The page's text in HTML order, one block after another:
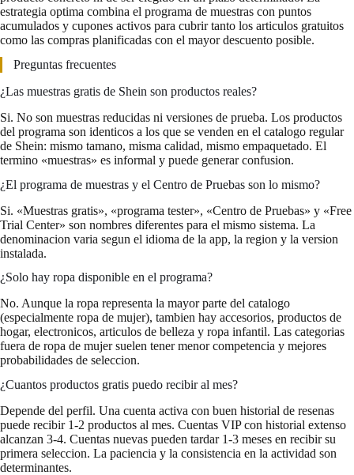
estrategia optima combina el programa de muestras con puntos
acumulados y cupones activos para cubrir tanto los articulos gratuitos
como las compras planificadas con el mayor descuento posible.
Preguntas frecuentes
¿Las muestras gratis de Shein son productos reales?
Si. No son muestras reducidas ni versiones de prueba. Los productos
del programa son identicos a los que se venden en el catalogo regular
de Shein: mismo tamano, misma calidad, mismo empaquetado. El
termino «muestras» es informal y puede generar confusion.
¿El programa de muestras y el Centro de Pruebas son lo mismo?
Si. «Muestras gratis», «programa tester», «Centro de Pruebas» y «Free
Trial Center» son nombres diferentes para el mismo sistema. La
denominacion varia segun el idioma de la app, la region y la version
instalada.
¿Solo hay ropa disponible en el programa?
No. Aunque la ropa representa la mayor parte del catalogo
(especialmente ropa de mujer), tambien hay accesorios, productos de
hogar, electronicos, articulos de belleza y ropa infantil. Las categorias
fuera de ropa de mujer suelen tener menor competencia y mejores
probabilidades de seleccion.
¿Cuantos productos gratis puedo recibir al mes?
Depende del perfil. Una cuenta activa con buen historial de resenas
puede recibir 1-2 productos al mes. Cuentas VIP con historial extenso
alcanzan 3-4. Cuentas nuevas pueden tardar 1-3 meses en recibir su
primera seleccion. La paciencia y la consistencia en la actividad son
determinantes.